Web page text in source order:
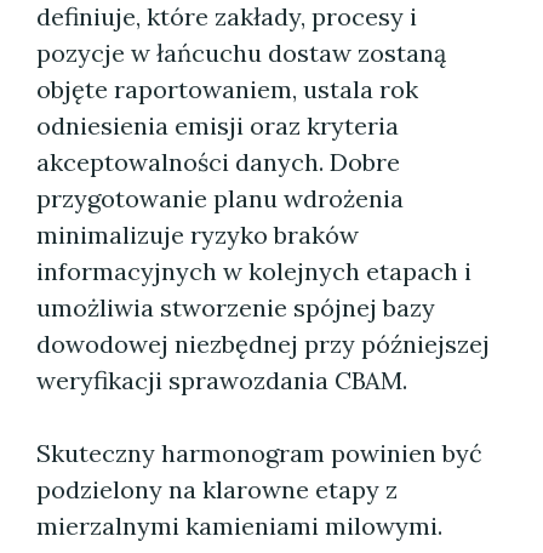
definiuje, które zakłady, procesy i
pozycje w łańcuchu dostaw zostaną
objęte raportowaniem, ustala rok
odniesienia emisji oraz kryteria
akceptowalności danych. Dobre
przygotowanie planu wdrożenia
minimalizuje ryzyko braków
informacyjnych w kolejnych etapach i
umożliwia stworzenie spójnej bazy
dowodowej niezbędnej przy późniejszej
weryfikacji sprawozdania CBAM.
Skuteczny harmonogram powinien być
podzielony na klarowne etapy z
mierzalnymi kamieniami milowymi.